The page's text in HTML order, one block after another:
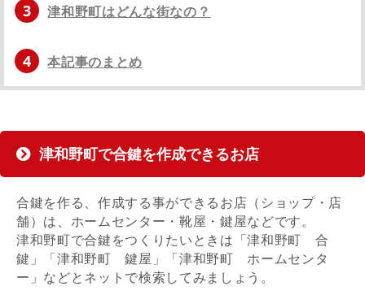
3 津和野町はどんな街なの？
4 本記事のまとめ
津和野町で合鍵を作成できるお店
合鍵を作る、作成する事ができるお店（ショップ・店
舗）は、ホームセンター・靴屋・鍵屋などです。
津和野町で合鍵をつくりたいときは「津和野町 合
鍵」「津和野町 鍵屋」「津和野町 ホームセンタ
ー」などとネットで検索してみましょう。